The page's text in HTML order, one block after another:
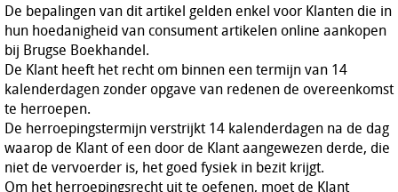
De bepalingen van dit artikel gelden enkel voor Klanten die in
hun hoedanigheid van consument artikelen online aankopen
bij Brugse Boekhandel.
De Klant heeft het recht om binnen een termijn van 14
kalenderdagen zonder opgave van redenen de overeenkomst
te herroepen.
De herroepingstermijn verstrijkt 14 kalenderdagen na de dag
waarop de Klant of een door de Klant aangewezen derde, die
niet de vervoerder is, het goed fysiek in bezit krijgt.
Om het herroepingsrecht uit te oefenen, moet de Klant